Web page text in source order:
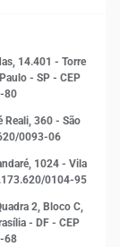
14.401 - Torre
- SP - CEP
80
Reali, 360 - São
0093-06
1024 - Vila
0104-95
2, Bloco C,
- DF - CEP
68